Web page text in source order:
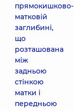
прямокишково-
матковій
заглибині,
що
розташована
між
задньою
стінкою
матки і
передньою